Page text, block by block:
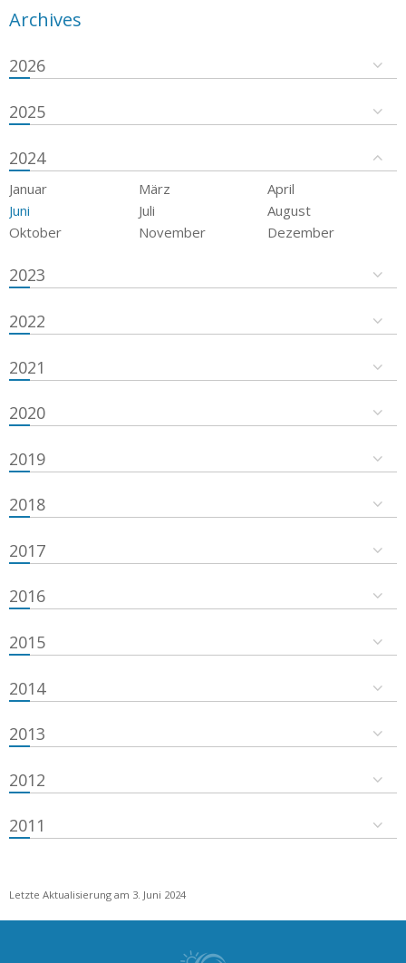
Archives
2026
2025
2024
Januar März
April
Juni
Juli
August
Oktober
November Dezember
2023
2022
2021
2020
2019
2018
2017
2016
2015
2014
2013
2012
2011
Letzte Aktualisierung am 3. Juni 2024